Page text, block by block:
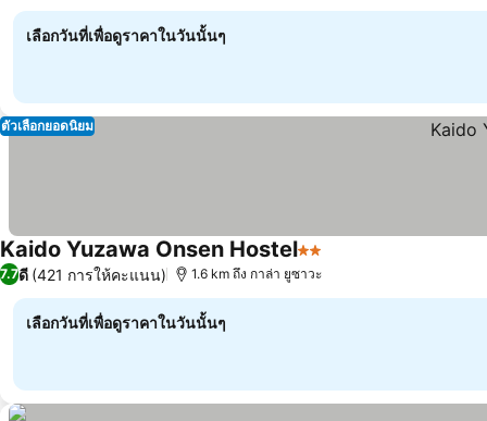
เลือกวันที่เพื่อดูราคาในวันนั้นๆ
ตัวเลือกยอดนิยม
Kaido Yuzawa Onsen Hostel2 ดาว
7.7ดี (421 การให้คะแนน) 1.6 km ถึง กาล่า ยูซาวะ
เลือกวันที่เพื่อดูราคาในวันนั้นๆ